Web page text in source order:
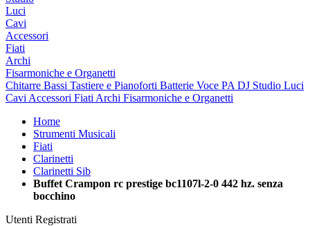
Luci
Cavi
Accessori
Fiati
Archi
Fisarmoniche e Organetti
Chitarre Bassi Tastiere e Pianoforti Batterie Voce PA DJ Studio Luci
Cavi Accessori Fiati Archi Fisarmoniche e Organetti
Home
Strumenti Musicali
Fiati
Clarinetti
Clarinetti Sib
Buffet Crampon rc prestige bc1107l-2-0 442 hz. senza
bocchino
Utenti Registrati